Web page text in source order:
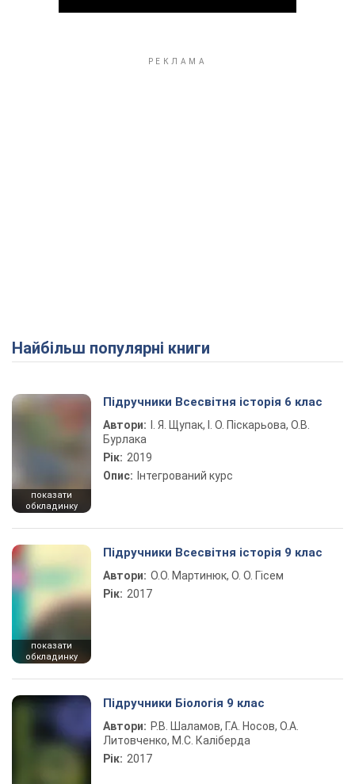
Найбільш популярні книги
показати
обкладинку
Підручники Всесвітня історія 6 клас
Автори:
І. Я. Щупак, І. О. Піскарьова, О.В.
Бурлака
Рік: 2019
Опис: Інтегрований курс
показати
обкладинку
Підручники Всесвітня історія 9 клас
Автори: О.О. Мартинюк, О. О. Гісем
Рік: 2017
Підручники Біологія 9 клас
Автори: Р.В. Шаламов, Г.А. Носов, О.А.
Литовченко, М.С. Каліберда
Рік: 2017